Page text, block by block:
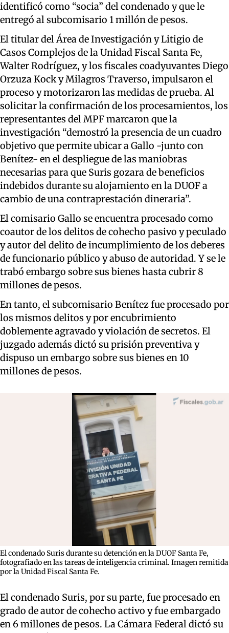
identificó como “socia” del condenado y que le
entregó al subcomisario 1 millón de pesos.
El titular del Área de Investigación y Litigio de
Casos Complejos de la Unidad Fiscal Santa Fe,
Walter Rodríguez, y los fiscales coadyuvantes Diego
Orzuza Kock y Milagros Traverso, impulsaron el
proceso y motorizaron las medidas de prueba. Al
solicitar la confirmación de los procesamientos, los
representantes del MPF marcaron que la
investigación “demostró la presencia de un cuadro
objetivo que permite ubicar a Gallo -junto con
Benítez- en el despliegue de las maniobras
necesarias para que Suris gozara de beneficios
indebidos durante su alojamiento en la DUOF a
cambio de una contraprestación dineraria”.
El comisario Gallo se encuentra procesado como
coautor de los delitos de cohecho pasivo y peculado
y autor del delito de incumplimiento de los deberes
de funcionario público y abuso de autoridad. Y se le
trabó embargo sobre sus bienes hasta cubrir 8
millones de pesos.
En tanto, el subcomisario Benítez fue procesado por
los mismos delitos y por encubrimiento
doblemente agravado y violación de secretos. El
juzgado además dictó su prisión preventiva y
dispuso un embargo sobre sus bienes en 10
millones de pesos.
El condenado Suris durante su detención en la DUOF Santa Fe,
fotografiado en las tareas de inteligencia criminal. Imagen remitida
por la Unidad Fiscal Santa Fe.
El condenado Suris, por su parte, fue procesado en
grado de autor de cohecho activo y fue embargado
en 6 millones de pesos. La Cámara Federal dictó su